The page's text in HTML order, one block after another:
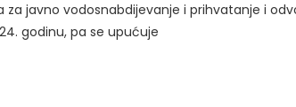
za javno vodosnabdijevanje i prihvatanje i
godinu, pa se upućuje